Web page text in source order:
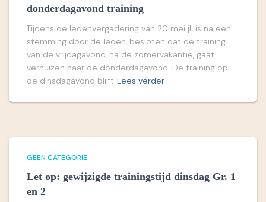
donderdagavond training
Tijdens de ledenvergadering van 20 mei jl. is na een
stemming door de leden, besloten dat de training
van de vrijdagavond, na de zomervakantie, gaat
verhuizen naar de donderdagavond. De training op
de dinsdagavond blijft Lees verder
GEEN CATEGORIE
Let op: gewijzigde trainingstijd dinsdag Gr. 1
en 2